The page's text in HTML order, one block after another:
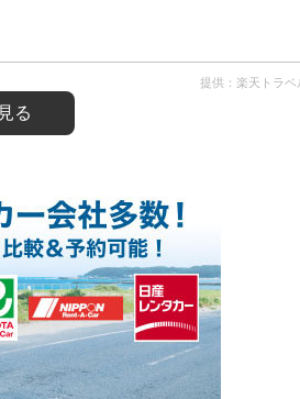
提供：楽天トラベ
る